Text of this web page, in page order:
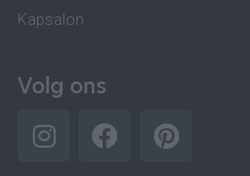
Kapsalon
Volg ons